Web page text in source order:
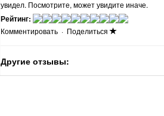
увидел. Посмотрите, может увидите иначе.
Рейтинг:
Комментировать · Поделиться
Другие отзывы: